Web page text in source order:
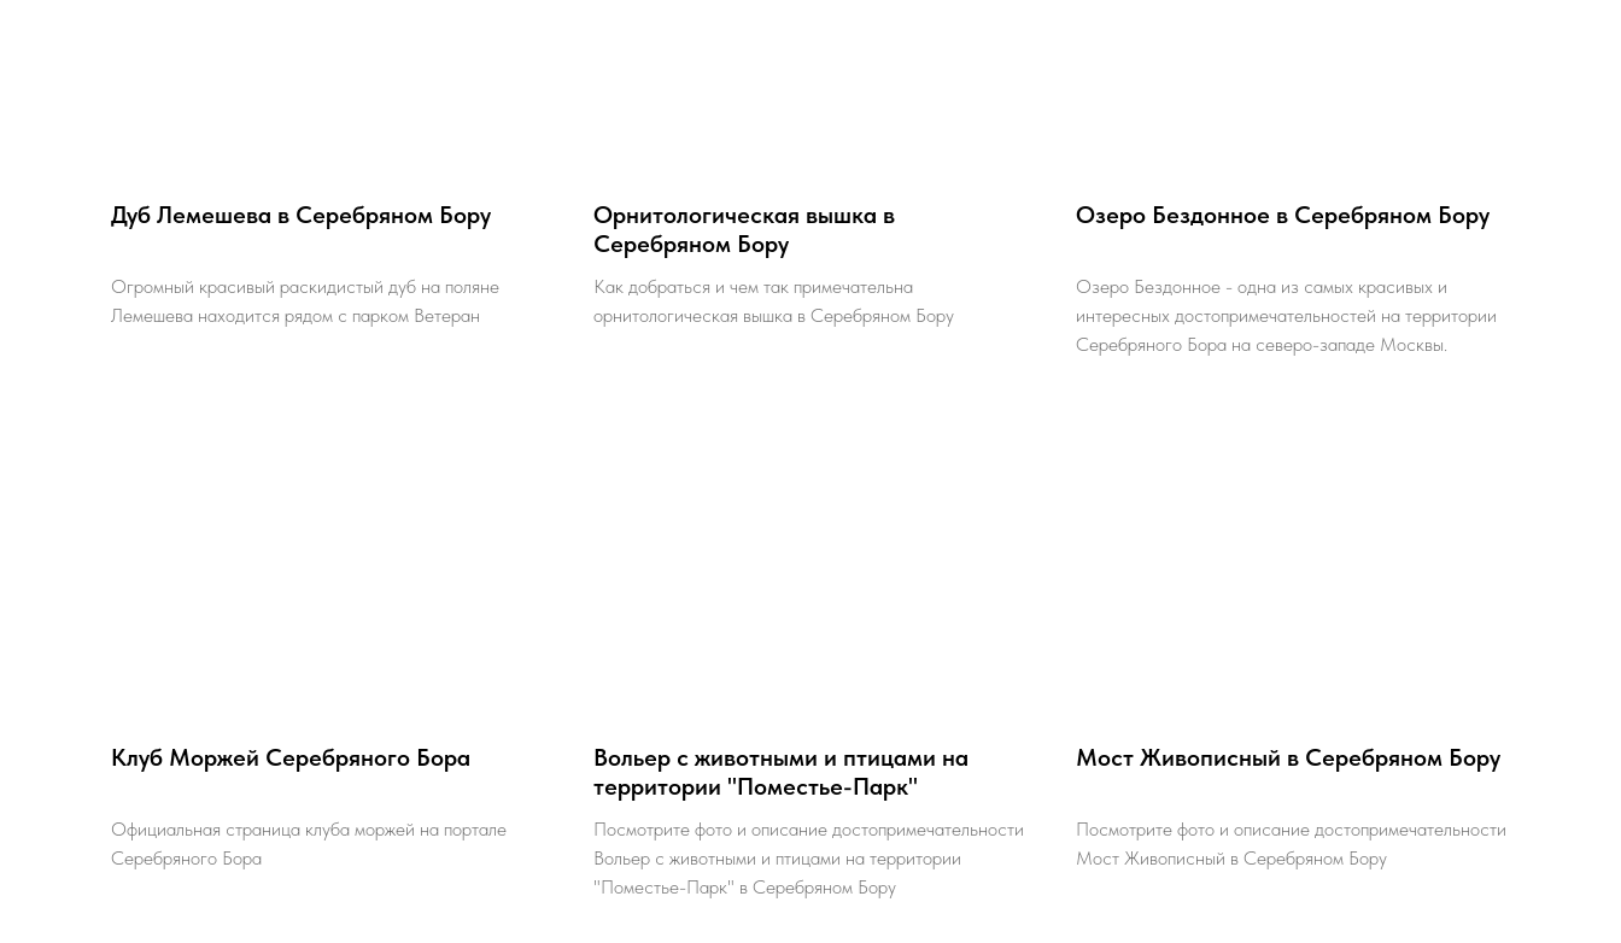
Дуб Лемешева в Серебряном Бору
Огромный красивый раскидистый дуб на поляне
Лемешева находится рядом с парком Ветеран
Орнитологическая вышка в
Серебряном Бору
Как добраться и чем так примечательна
орнитологическая вышка в Серебряном Бору
Озеро Бездонное в Серебряном Бору
Озеро Бездонное - одна из самых красивых и
интересных достопримечательностей на территории
Серебряного Бора на северо-западе Москвы.
Клуб Моржей Серебряного Бора
Официальная страница клуба моржей на портале
Серебряного Бора
Вольер с животными и птицами на
территории "Поместье-Парк"
Посмотрите фото и описание достопримечательности
Вольер с животными и птицами на территории
"Поместье-Парк" в Серебряном Бору
Мост Живописный в Серебряном Бору
Посмотрите фото и описание достопримечательности
Мост Живописный в Серебряном Бору